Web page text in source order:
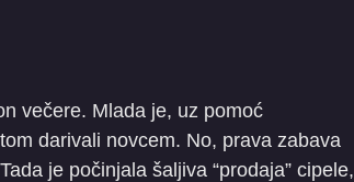
večere. Mlada je, uz pomoć
darivali novcem. No, prava zabava
je počinjala šaljiva “prodaja” cipele,